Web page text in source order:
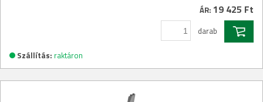
ÁR: 19 425 Ft
darab
Szállítás: raktáron